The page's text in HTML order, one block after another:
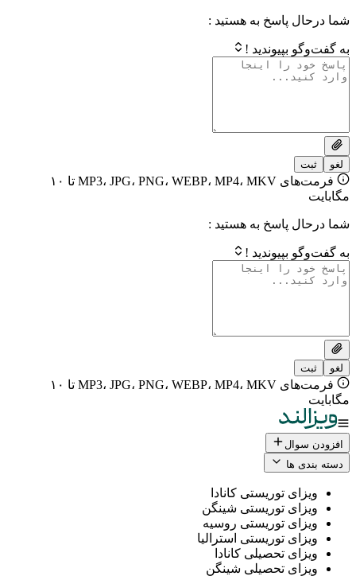
پاسخ به هستید :
!
فرمت‌های MP3، JPG، PNG، WEBP، MP4، MKV تا ۱۰
پاسخ به هستید :
!
فرمت‌های MP3، JPG، PNG، WEBP، MP4، MKV تا ۱۰
ها
توریستی کانادا
توریستی شینگن
توریستی روسیه
توریستی استرالیا
تحصیلی کانادا
تحصیلی شینگن